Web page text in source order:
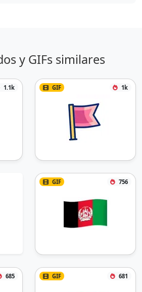
y GIFs similares
1.1k GIF 1k
GIF 756
685 GIF 681